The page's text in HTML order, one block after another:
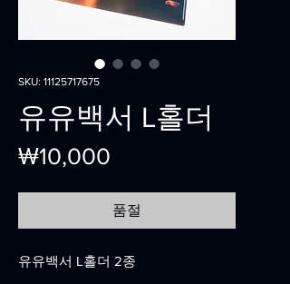
SKU: 11125717675
유유백서 L홀더
₩10,000
품절
유유백서 L홀더 2종